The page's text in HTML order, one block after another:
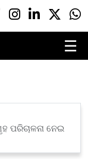
☰
ପରିଚାଳନା ନେଇ